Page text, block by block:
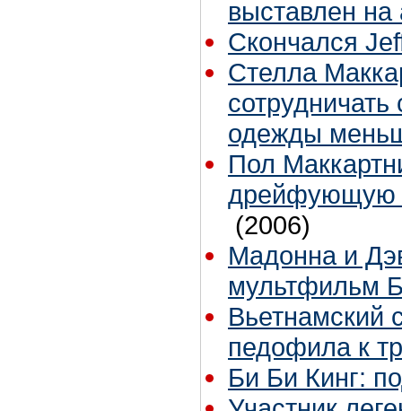
выставлен на
Скончался
Стелла
одежды
Пол
дрейфующую
(2006)
Мадонна и
мультфильм
Вьетнамский
педофила к
Би Би Кинг: